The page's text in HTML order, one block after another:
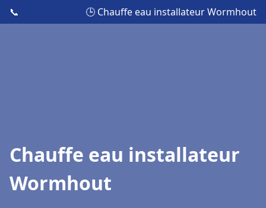
📞 🕒 Chauffe eau installateur Wormhout
Chauffe eau installateur
Wormhout